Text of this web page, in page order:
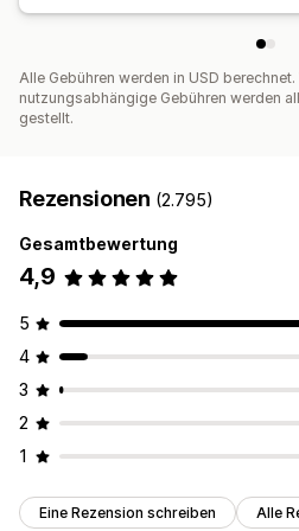
Alle Gebühren werden in USD
nutzungsabhängige Gebühren werden
gestellt.
Rezensionen (2.795)
Gesamtbewertung
4,9
5
4
3
2
1
Eine Rezension schreiben Alle